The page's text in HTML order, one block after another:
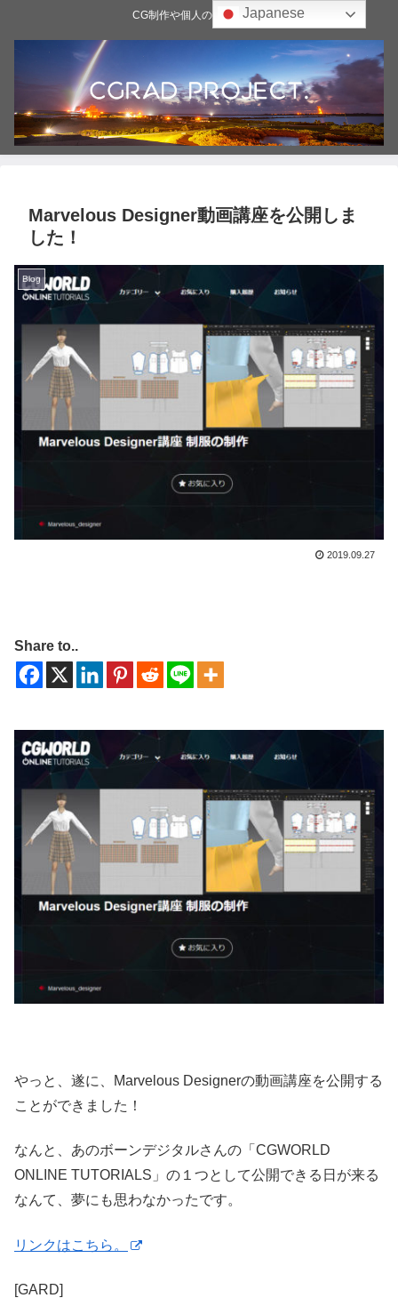
CG制作や個人の雑記ブログ
Marvelous Designer動画講座を公開しま
した！
Blog
2019.09.27
Share to..
やっと、遂に、Marvelous Designerの動画講座を公開する
ことができました！
なんと、あのボーンデジタルさんの「CGWORLD
ONLINE TUTORIALS」の１つとして公開できる日が来る
なんて、夢にも思わなかったです。
リンクはこちら。
[GARD]
Japanese